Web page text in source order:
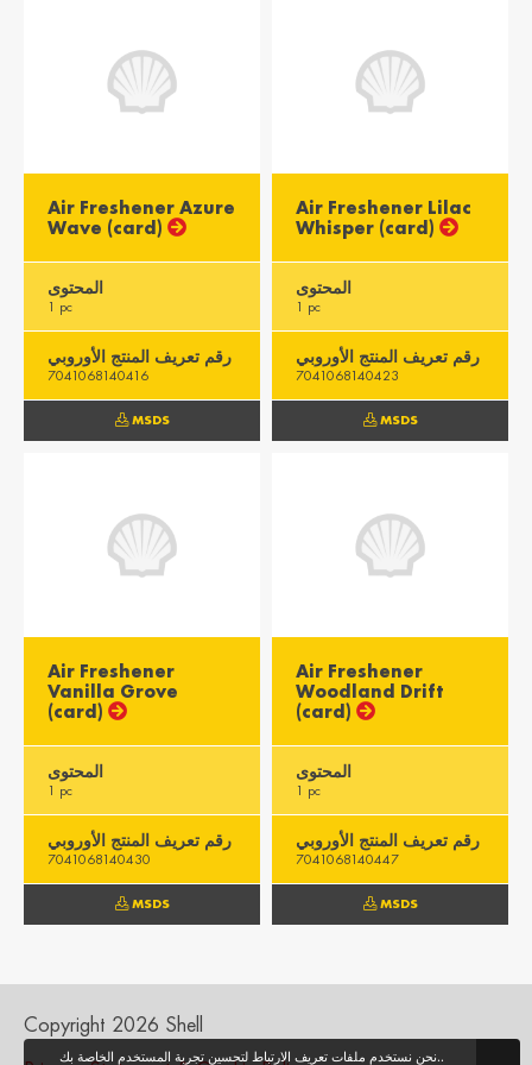
نحن نستخدم ملفات تعريف الارتباط لتحسين تجربة المستخدم الخاصة بك..
भारत / India
سلطنة عمان /
English
English
Singapore
English
Imārāt / Emirates
English
Africa
Moris / Mauritius
English
Suid-Afrika /
South Africa
English
Air Freshener Azure
Wave (card)
المحتوى
1 pc
رقم تعريف المنتج الأوروبي
7041068140416
MSDS
Air Freshener Lilac
Whisper (card)
المحتوى
1 pc
رقم تعريف المنتج الأوروبي
7041068140423
MSDS
Air Freshener
Vanilla Grove
(card)
المحتوى
1 pc
رقم تعريف المنتج الأوروبي
7041068140430
MSDS
Air Freshener
Woodland Drift
(card)
المحتوى
1 pc
رقم تعريف المنتج الأوروبي
7041068140447
MSDS
Copyright 2026 Shell